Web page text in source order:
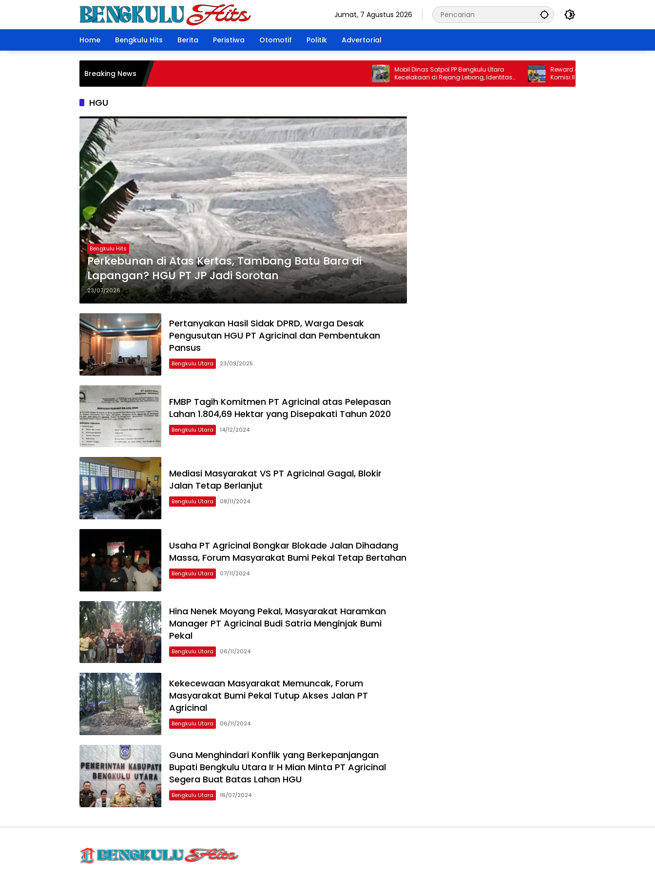
Jumat, 7 Agustus 2026
Home Bengkulu Hits Berita Peristiwa Otomotif Politik Advertorial
Breaking News
Mobil Dinas Satpol PP Bengkulu Utara
Kecelakaan di Rejang Lebong, Identitas
Pengemudi Tuai Sorotan
Reward di Tengah Kerugian Rp34 Miliar,
Komisi II DPRD Bengkulu Utara Jadwalkan
Pemanggilan Pihak Perumda
HGU
Bengkulu Hits
Perkebunan di Atas Kertas, Tambang Batu Bara di
Lapangan? HGU PT JP Jadi Sorotan
23/07/2026
Pertanyakan Hasil Sidak DPRD, Warga Desak
Pengusutan HGU PT Agricinal dan Pembentukan
Pansus
Bengkulu Utara 23/09/2025
FMBP Tagih Komitmen PT Agricinal atas Pelepasan
Lahan 1.804,69 Hektar yang Disepakati Tahun 2020
Bengkulu Utara 14/12/2024
Mediasi Masyarakat VS PT Agricinal Gagal, Blokir
Jalan Tetap Berlanjut
Bengkulu Utara 08/11/2024
Usaha PT Agricinal Bongkar Blokade Jalan Dihadang
Massa, Forum Masyarakat Bumi Pekal Tetap Bertahan
Bengkulu Utara 07/11/2024
Hina Nenek Moyang Pekal, Masyarakat Haramkan
Manager PT Agricinal Budi Satria Menginjak Bumi
Pekal
Bengkulu Utara 06/11/2024
Kekecewaan Masyarakat Memuncak, Forum
Masyarakat Bumi Pekal Tutup Akses Jalan PT
Agricinal
Bengkulu Utara 06/11/2024
Guna Menghindari Konflik yang Berkepanjangan
Bupati Bengkulu Utara Ir H Mian Minta PT Agricinal
Segera Buat Batas Lahan HGU
Bengkulu Utara 16/07/2024